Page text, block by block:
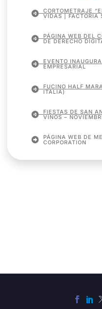
CORTOMETRAJE
VIDAS | FACTORÍA
PÁGINA WEB DEL
DE DERECHO
EVENTO
EMPRESARIAL
FUCINO HALF
ITALIA)
FIESTAS DE SAN
VINOS –
PÁGINA WEB DE
CORPORATION